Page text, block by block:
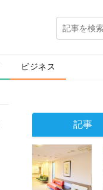
ビジネス
記事